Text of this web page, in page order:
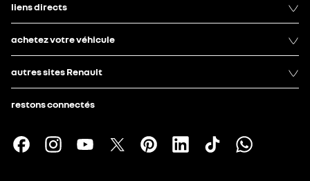
liens directs
achetez votre véhicule
autres sites Renault
restons connectés